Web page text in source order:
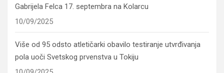
Gabrijela Felca 17. septembra na Kolarcu
10/09/2025
Više od 95 odsto atletičarki obavilo testiranje utvrđivanja
pola uoči Svetskog prvenstva u Tokiju